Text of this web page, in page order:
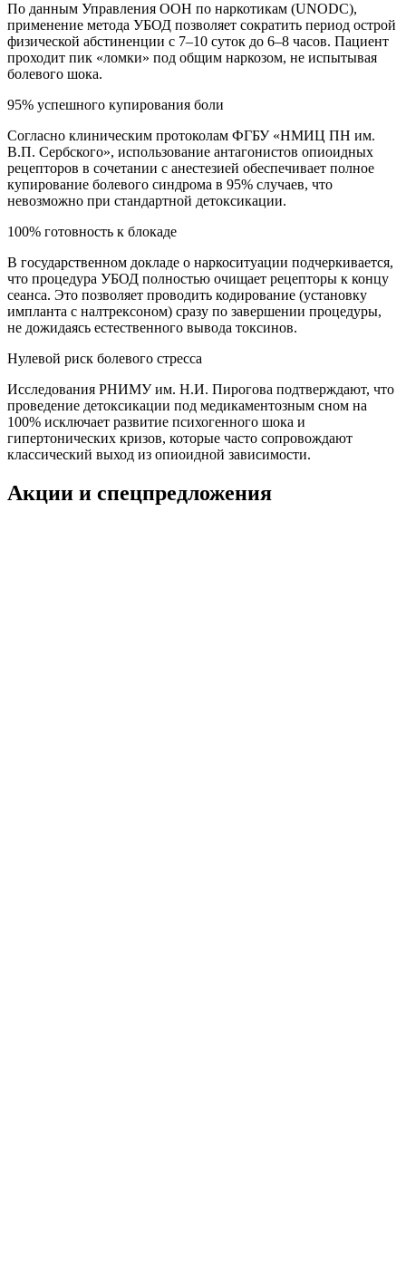
По данным Управления ООН по наркотикам (UNODC),
применение метода УБОД позволяет сократить период острой
физической абстиненции с 7–10 суток до 6–8 часов. Пациент
проходит пик «ломки» под общим наркозом, не испытывая
болевого шока.
95% успешного купирования боли
Согласно клиническим протоколам ФГБУ «НМИЦ ПН им.
В.П. Сербского», использование антагонистов опиоидных
рецепторов в сочетании с анестезией обеспечивает полное
купирование болевого синдрома в 95% случаев, что
невозможно при стандартной детоксикации.
100% готовность к блокаде
В государственном докладе о наркоситуации подчеркивается,
что процедура УБОД полностью очищает рецепторы к концу
сеанса. Это позволяет проводить кодирование (установку
импланта с налтрексоном) сразу по завершении процедуры,
не дожидаясь естественного вывода токсинов.
Нулевой риск болевого стресса
Исследования РНИМУ им. Н.И. Пирогова подтверждают, что
проведение детоксикации под медикаментозным сном на
100% исключает развитие психогенного шока и
гипертонических кризов, которые часто сопровождают
классический выход из опиоидной зависимости.
Акции и спецпредложения